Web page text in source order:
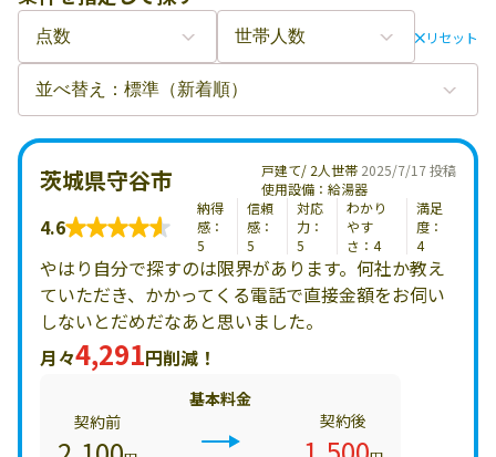
リセット
2025/7/17 投稿
茨城県守谷市
戸建て/ 2人世帯
使用設備：給湯器
4.6
納得
感：
5
信頼
感：
5
対応
力：
5
わかり
やす
さ：4
満足
度：
4
やはり自分で探すのは限界があります。何社か教え
ていただき、かかってくる電話で直接金額をお伺い
しないとだめだなあと思いました。
月々4,291円削減！
基本料金
契約前
契約後